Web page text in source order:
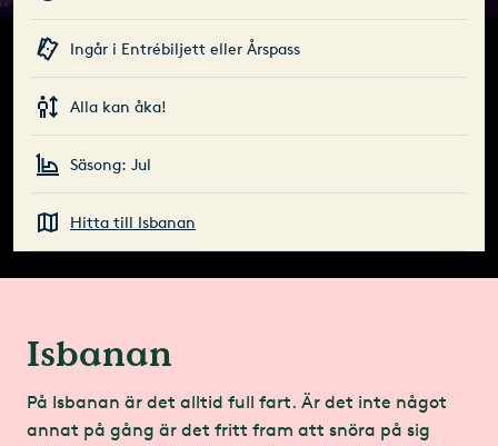
Ingår i Entrébiljett eller Årspass
Alla kan åka!
Säsong: Jul
Hitta till Isbanan
Isbanan
På Isbanan är det alltid full fart. Är det inte något
annat på gång är det fritt fram att snöra på sig